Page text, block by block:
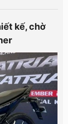
kế, chờ